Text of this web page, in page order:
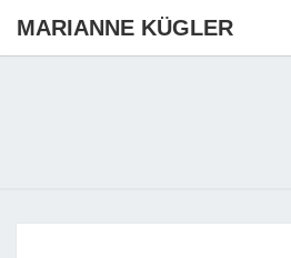
MARIANNE KÜGLER